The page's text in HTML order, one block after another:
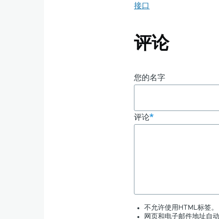
接口
评论
您的名字
评论
不允许使用HTML标签。
网页和电子邮件地址自